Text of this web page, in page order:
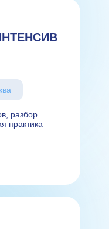
разбор
практика